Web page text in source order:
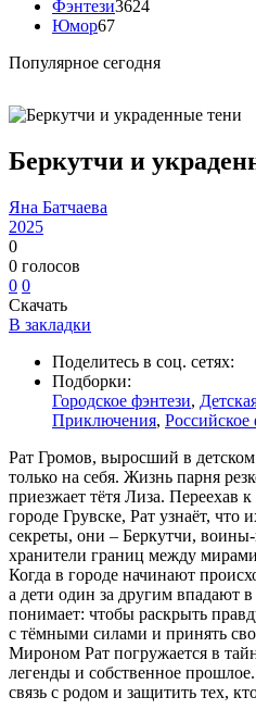
Фэнтези3624
Юмор67
Популярное сегодня
Беркутчи и
Яна Батчаева
2025
0
0 голосов
0 0
Скачать
В закладки
Поделитесь в соц. сетях:
Подборки:
Городское фэнтези,
Приключения, Российское
Рат Громов, выросший в
только на себя. Жизнь парня
приезжает тётя Лиза. Переехав
городе Грувске, Рат узнаёт, что
секреты, они – Беркутчи,
хранители границ между
Когда в городе начинают
а дети один за другим впадают
понимает: чтобы раскрыть
с тёмными силами и принять
Мироном Рат погружается в
легенды и собственное
связь с родом и защитить тех,